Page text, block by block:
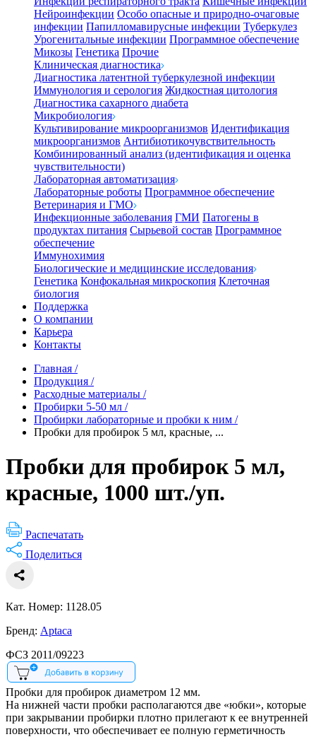
Нейроинфекции Особо опасные и природно-очаговые
инфекции Папилломавирусные инфекции Туберкулез
Урогенитальные инфекции Программное обеспечение
Микозы Генетика Прочие
Клиническая диагностика
Диагностика латентной туберкулезной инфекции
Иммунология и серология Жидкостная цитология
Диагностика сахарного диабета
Микробиология
Культивирование микроорганизмов Идентификация
микроорганизмов Антибиотикочувствительность
Комбинированный анализ (идентификация и оценка
чувствительности)
Лабораторная автоматизация
Лабораторные роботы Программное обеспечение
Ветеринария и ГМО
Инфекционные заболевания ГМИ Патогены в
продуктах питания Сырьевой состав Программное
обеспечение
Иммунохимия
Биологические и медицинские исследования
Генетика Конфокальная микроскопия Клеточная
биология
Поддержка
О компании
Карьера
Контакты
Главная /
Продукция /
Расходные материалы /
Пробирки 5-50 мл /
Пробирки лабораторные и пробки к ним /
Пробки для пробирок 5 мл, красные, ...
Пробки для пробирок 5 мл,
красные, 1000 шт./уп.
Распечатать
Поделиться
Кат. Номер: 1128.05
Бренд: Aptaca
ФСЗ 2011/09223
Пробки для пробирок диаметром 12 мм.
На нижней части пробки располагаются две «юбки», которые
при закрывании пробирки плотно прилегают к ее внутренней
поверхности, что обеспечивает ее полную герметичность